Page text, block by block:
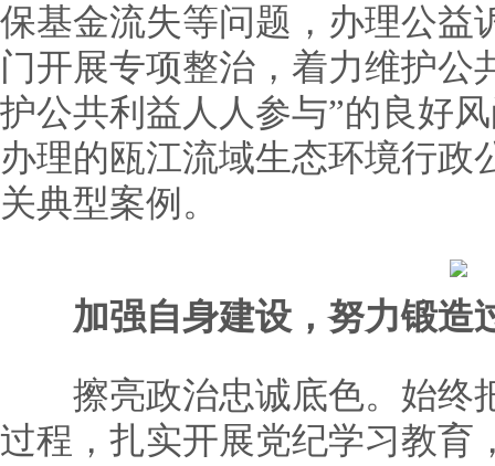
保基金流失等问题，办理公益
门开展专项整治，着力维护公
护公共利益人人参与”的良好
办理的瓯江流域生态环境行政
关典型案例。
加强自身建设，努力锻造
擦亮政治忠诚底色。始终
过程，扎实开展党纪学习教育